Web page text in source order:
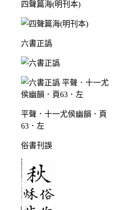
四聲篇海(明刊本)
六書正譌
平聲．十一尤侯幽韻．頁
63．左
俗書刊誤